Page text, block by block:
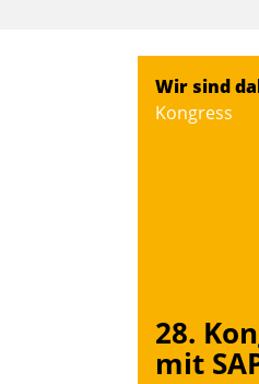
Wir sind
Kongress
28.
mit